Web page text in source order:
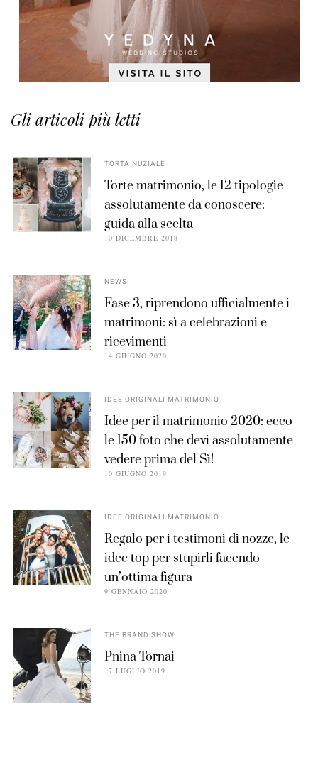
Gli articoli più letti
TORTA NUZIALE
Torte matrimonio, le 12 tipologie
assolutamente da conoscere:
guida alla scelta
10 DICEMBRE 2018
NEWS
Fase 3, riprendono ufficialmente i
matrimoni: sì a celebrazioni e
ricevimenti
14 GIUGNO 2020
IDEE ORIGINALI MATRIMONIO
Idee per il matrimonio 2020: ecco
le 150 foto che devi assolutamente
vedere prima del Sì!
10 GIUGNO 2019
IDEE ORIGINALI MATRIMONIO
Regalo per i testimoni di nozze, le
idee top per stupirli facendo
un’ottima figura
9 GENNAIO 2020
THE BRAND SHOW
Pnina Tornai
17 LUGLIO 2019